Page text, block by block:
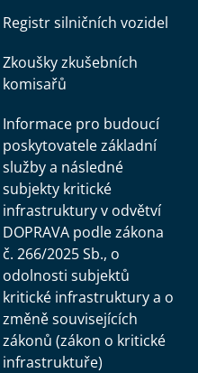
Registr silničních vozidel
Zkoušky zkušebních
komisařů
Informace pro budoucí
poskytovatele základní
služby a následné
subjekty kritické
infrastruktury v odvětví
DOPRAVA podle zákona
č. 266/2025 Sb., o
odolnosti subjektů
kritické infrastruktury a o
změně souvisejících
zákonů (zákon o kritické
infrastruktuře)